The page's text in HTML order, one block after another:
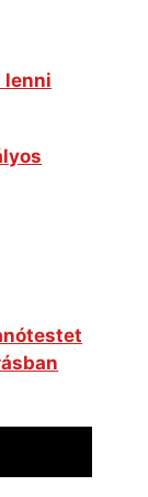
lenni